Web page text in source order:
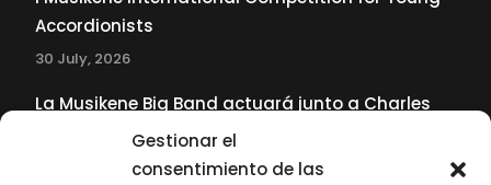
Gestionar el
consentimiento de las
Accordionists
30 July, 2026
La Musikene Big Band actuará junto a Charles
Tolliver en el 61 Jazzaldia